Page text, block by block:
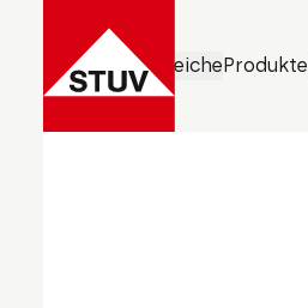
GeschäftsbereicheProdukte